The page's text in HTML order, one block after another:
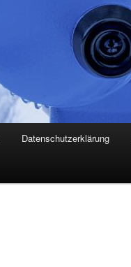
Datenschutzerklärung